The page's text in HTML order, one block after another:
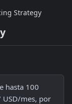
Strategy
hasta 100
USD/mes, por